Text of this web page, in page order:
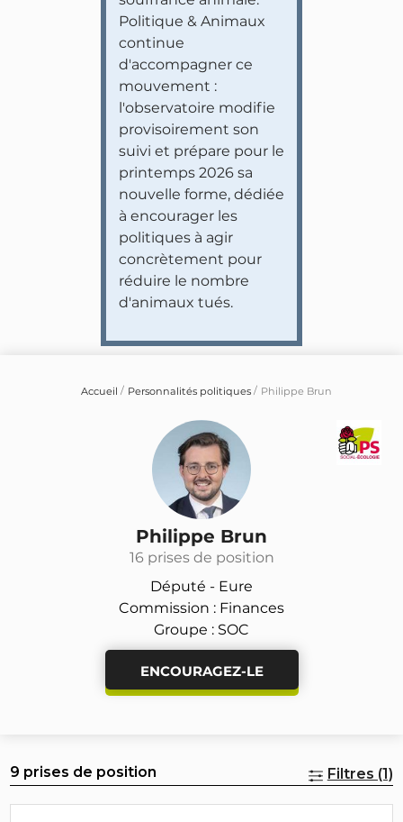
Politique & Animaux
continue
d'accompagner ce
mouvement :
l'observatoire modifie
provisoirement son
suivi et prépare pour le
printemps 2026 sa
nouvelle forme, dédiée
à encourager les
politiques à agir
concrètement pour
réduire le nombre
d'animaux tués.
Accueil Personnalités politiques Philippe Brun
Philippe Brun
16 prises de position
Député - Eure
Commission : Finances
Groupe : SOC
ENCOURAGEZ-LE
9 prises de position Filtres (1)